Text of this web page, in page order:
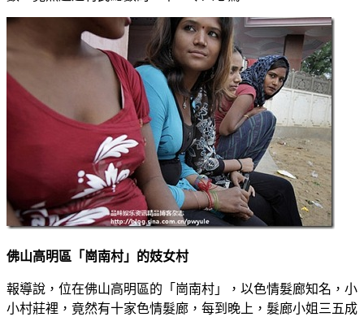
佛山高明區「崗南村」的妓女村
報導說，位在佛山高明區的「崗南村」，以色情髮廊知名，小
小村莊裡，竟然有十家色情髮廊，每到晚上，髮廊小姐三五成